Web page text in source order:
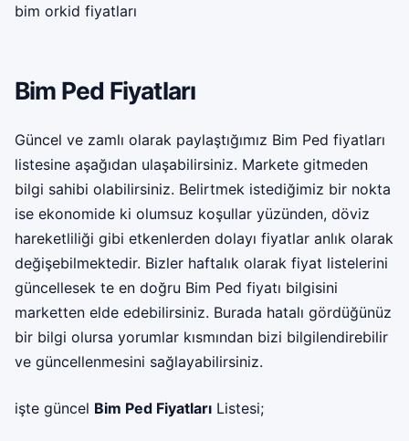
bim orkid fiyatları
Bim Ped Fiyatları
Güncel ve zamlı olarak paylaştığımız Bim Ped fiyatları
listesine aşağıdan ulaşabilirsiniz. Markete gitmeden
bilgi sahibi olabilirsiniz. Belirtmek istediğimiz bir nokta
ise ekonomide ki olumsuz koşullar yüzünden, döviz
hareketliliği gibi etkenlerden dolayı fiyatlar anlık olarak
değişebilmektedir. Bizler haftalık olarak fiyat listelerini
güncellesek te en doğru Bim Ped fiyatı bilgisini
marketten elde edebilirsiniz. Burada hatalı gördüğünüz
bir bilgi olursa yorumlar kısmından bizi bilgilendirebilir
ve güncellenmesini sağlayabilirsiniz.
işte güncel Bim Ped Fiyatları Listesi;